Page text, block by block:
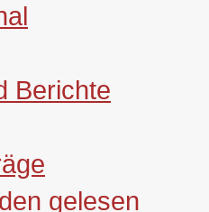
Berichte
gelesen